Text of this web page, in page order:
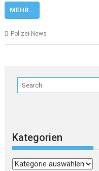
MEHR...
Polizei News
Kategorien
Kategorien